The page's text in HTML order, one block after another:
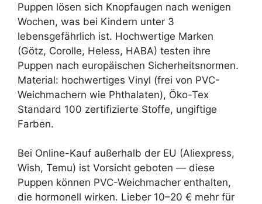
Puppen lösen sich Knopfaugen nach wenigen
Wochen, was bei Kindern unter 3
lebensgefährlich ist. Hochwertige Marken
(Götz, Corolle, Heless, HABA) testen ihre
Puppen nach europäischen Sicherheitsnormen.
Material: hochwertiges Vinyl (frei von PVC-
Weichmachern wie Phthalaten), Öko-Tex
Standard 100 zertifizierte Stoffe, ungiftige
Farben.
Bei Online-Kauf außerhalb der EU (Aliexpress,
Wish, Temu) ist Vorsicht geboten — diese
Puppen können PVC-Weichmacher enthalten,
die hormonell wirken. Lieber 10–20 € mehr für